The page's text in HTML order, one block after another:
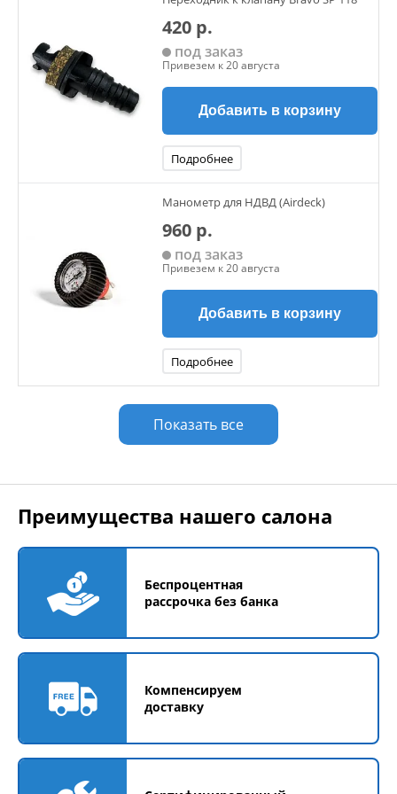
420 р.
под заказ
Привезем к 20 августа
Добавить в корзину
Подробнее
Манометр для НДВД (Airdeck)
960 р.
под заказ
Привезем к 20 августа
Добавить в корзину
Подробнее
Показать все
Преимущества нашего салона
Беспроцентная
рассрочка без банка
Компенсируем
доставку